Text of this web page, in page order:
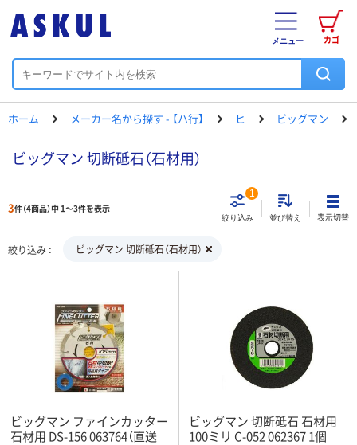
カゴ
メニュー
ホーム メーカー名から探す - 【ハ行】 ヒ ビッグマン
ビッグマン 切断砥石（石材用）
3件（4商品）中 1～3件を表示
絞り込み
1
並び替え 表示切替
絞り込み ビッグマン 切断砥石（石材用）
ビッグマン ファインカッター
石材用 DS-156 063764（直送
ビッグマン 切断砥石 石材用
100ミリ C-052 062367 1個